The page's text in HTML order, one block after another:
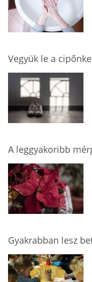
Vegyük le a
A leggyakoribb
Gyakrabban lesz